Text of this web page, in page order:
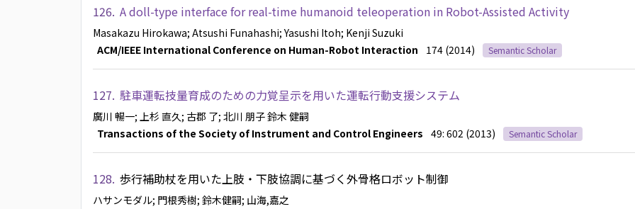
126. A doll-type interface for real-time humanoid teleoperation in Robot-Assisted Activity
Masakazu Hirokawa; Atsushi Funahashi; Yasushi Itoh; Kenji Suzuki
ACM/IEEE International Conference on Human-Robot Interaction
174 (2014) Semantic Scholar
127. 駐車運転技量育成のための力覚呈示を用いた運転行動支援システム
廣川 暢一; 上杉 直久; 古郡 了; 北川 朋子鈴木 健嗣
Transactions of the Society of Instrument and Control Engineers 49: 602 (2013) Semantic Scholar
128. 歩行補助杖を用いた上肢・下肢協調に基づく外骨格ロボット制御
ハサンモダル; 門根秀樹; 鈴木健嗣; 山海,嘉之